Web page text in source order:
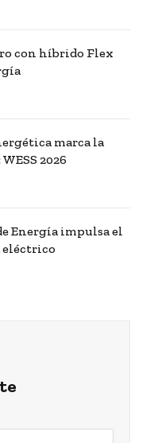
con híbrido Flex
marca la
2026
Energía impulsa el
eléctrico